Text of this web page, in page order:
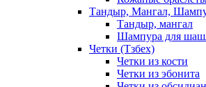
Тандыр, Мангал,
Тандыр, мангал
Шампура для
Четки (Тзбех)
Четки из кости
Четки из эбонита